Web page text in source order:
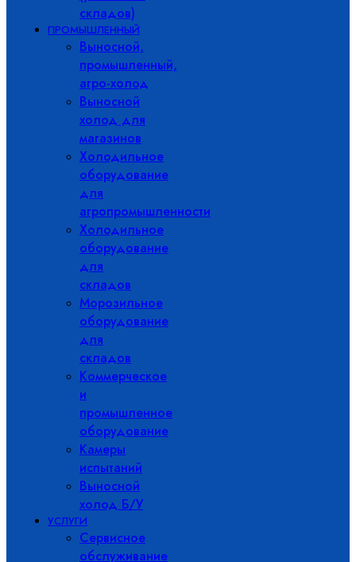
складов)
ПРОМЫШЛЕННЫЙ
Выносной,
промышленный,
агро-холод
Выносной
холод для
магазинов
Холодильное
оборудование
для
агропромышленности
Холодильное
оборудование
для
складов
Морозильное
оборудование
для
складов
Коммерческое
и
промышленное
оборудование
Камеры
испытаний
Выносной
холод Б/У
УСЛУГИ
Сервисное
обслуживание